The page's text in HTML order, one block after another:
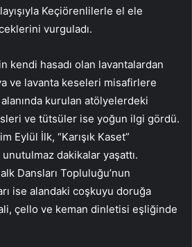
Keçiörenlilerle el ele
vurguladı.
kendi hasadı olan lavantalardan
ve lavanta keseleri misafirlere
kurulan atölyelerdeki
ve tütsüler ise yoğun ilgi gördü.
Eylül İlk, “Karışık Kaset”
dakikalar yaşattı.
Dansları Topluluğu’nun
ise alandaki coşkuyu doruğa
çello ve keman dinletisi eşliğinde